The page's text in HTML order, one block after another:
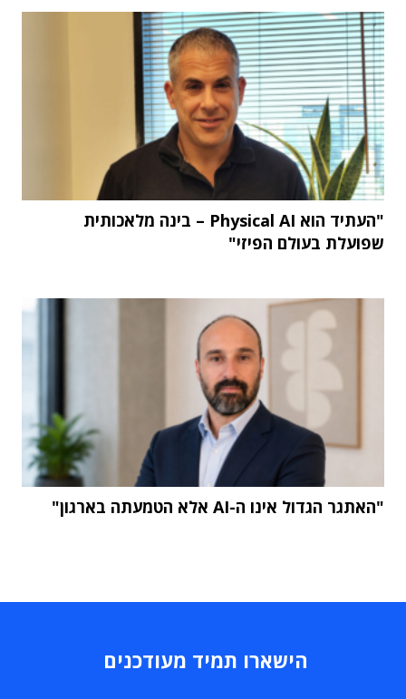
"העתיד הוא Physical AI – בינה מלאכותית
שפועלת בעולם הפיזי"
"האתגר הגדול אינו ה-AI אלא הטמעתה בארגון"
הישארו תמיד מעודכנים